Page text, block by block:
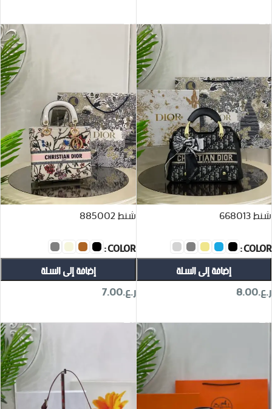
شنط 668013
COLOR
إضافة إلى السلة
ر.ع.8.00
شنط 885002
COLOR
إضافة إلى السلة
ر.ع.7.00